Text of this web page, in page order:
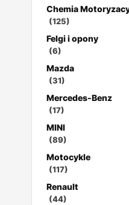
Chemia
(125)
Felgi i opony
(6)
Mazda
(31)
Mercedes-Benz
(17)
MINI
(89)
Motocykle
(117)
Renault
(44)